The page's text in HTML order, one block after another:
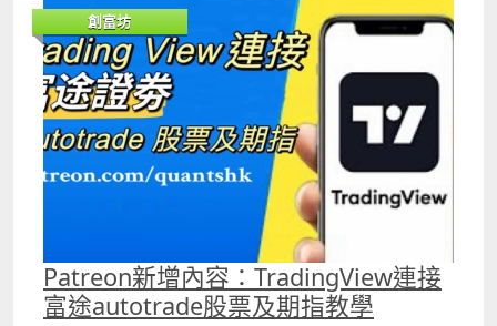
商自動交易。期指盤路分析為何比技術指標更有效期指盤路
分析例子講解TQQQ及SQQQ即市交易技巧及程式應用如何
利用程式做Backtesting如何利用程式優化指標利用程式選
出強勢美股及港股股票期權每月交易策略講解Amibroker及
Multicharts 14連接證券行Autotrade的各種常見問題報名
whatspp 69091306 或電郵paul.mark881@gmail.com
創富坊
Patreon新增內容：TradingView連接
富途autotrade股票及期指教學